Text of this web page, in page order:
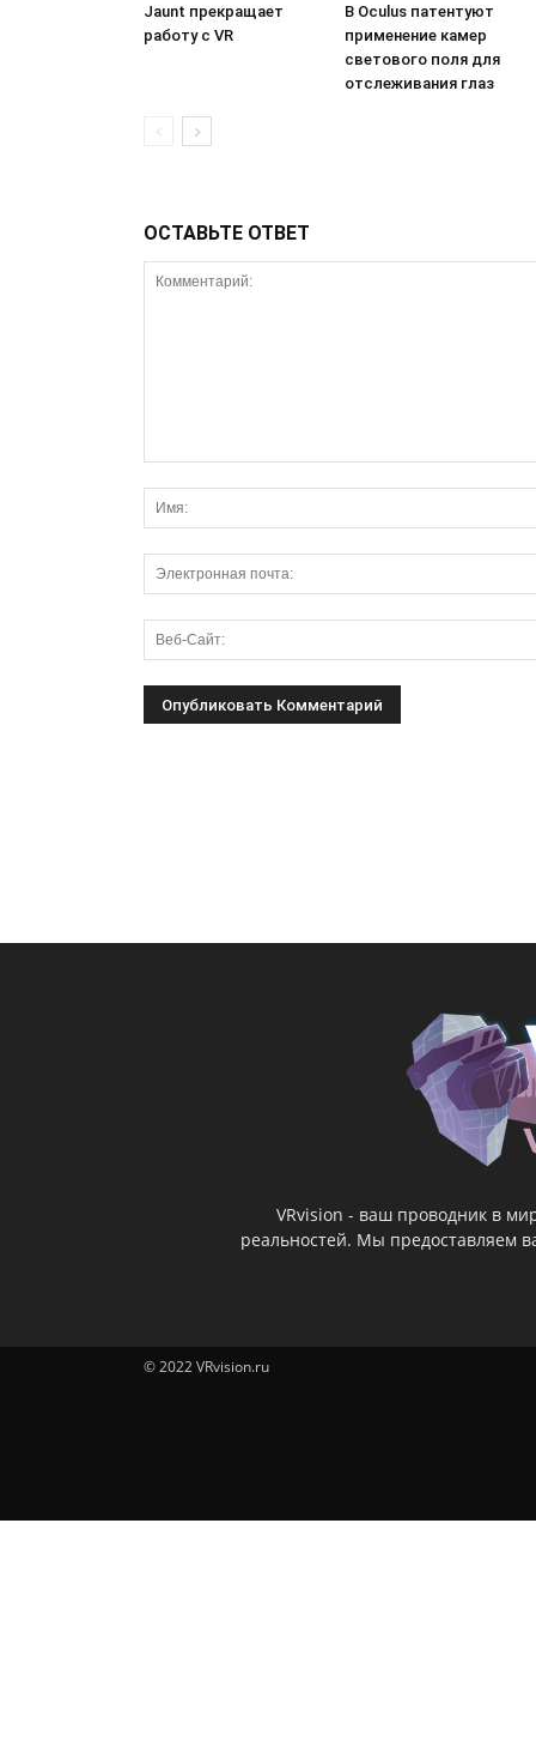
Jaunt прекращает
работу с VR
В Oculus патентуют
применение камер
светового поля для
отслеживания глаз
ОСТАВЬТЕ ОТВЕТ
VRvision - ваш проводник в
реальностей. Мы предоставляем
© 2022 VRvision.ru